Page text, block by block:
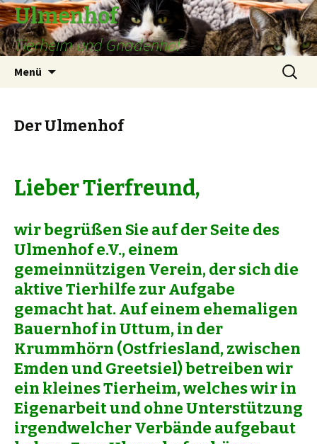
Ulmenhof
Tierheim und Gnadenhof
Menü
Suchen
nach:
Der Ulmenhof
Lieber Tierfreund,
wir begrüßen Sie auf der Seite des
Ulmenhof e.V., einem
gemeinnützigen Verein, der sich die
aktive Tierhilfe zur Aufgabe
gemacht hat. Auf einem ehemaligen
Bauernhof in Uttum, in der
Krummhörn (Ostfriesland, zwischen
Emden und Greetsiel) betreiben wir
ein kleines Tierheim, welches wir in
Eigenarbeit und ohne Unterstützung
irgendwelcher Verbände aufgebaut